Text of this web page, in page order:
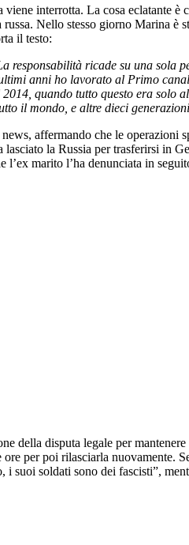
interrotta. La cosa eclatante
Nello stesso giorno Marina
il testo:
responsabilità ricade su una
anni ho lavorato al Primo
quando tutto questo era
il mondo, e altre dieci
affermando che le
la Russia per trasferirsi in
marito l’ha denunciata in
della disputa legale per
per poi rilasciarla nuovamente.
suoi soldati sono dei fascisti”,